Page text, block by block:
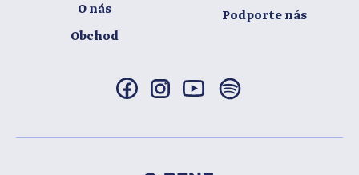
O nás
Obchod
Podporte nás